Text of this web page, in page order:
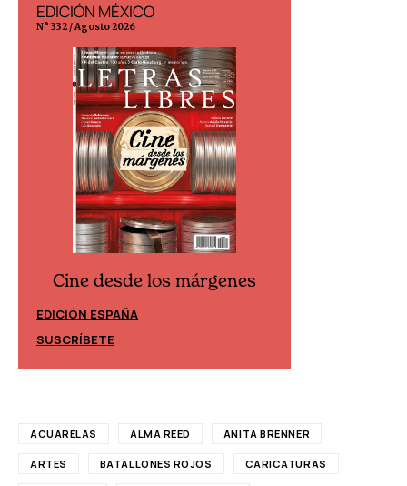
EDICIÓN MÉXICO
N° 332 / Agosto 2026
Cine desde los márgenes
EDICIÓN ESPAÑA
SUSCRÍBETE
ACUARELAS ALMA REED ANITA BRENNER
ARTES BATALLONES ROJOS CARICATURAS